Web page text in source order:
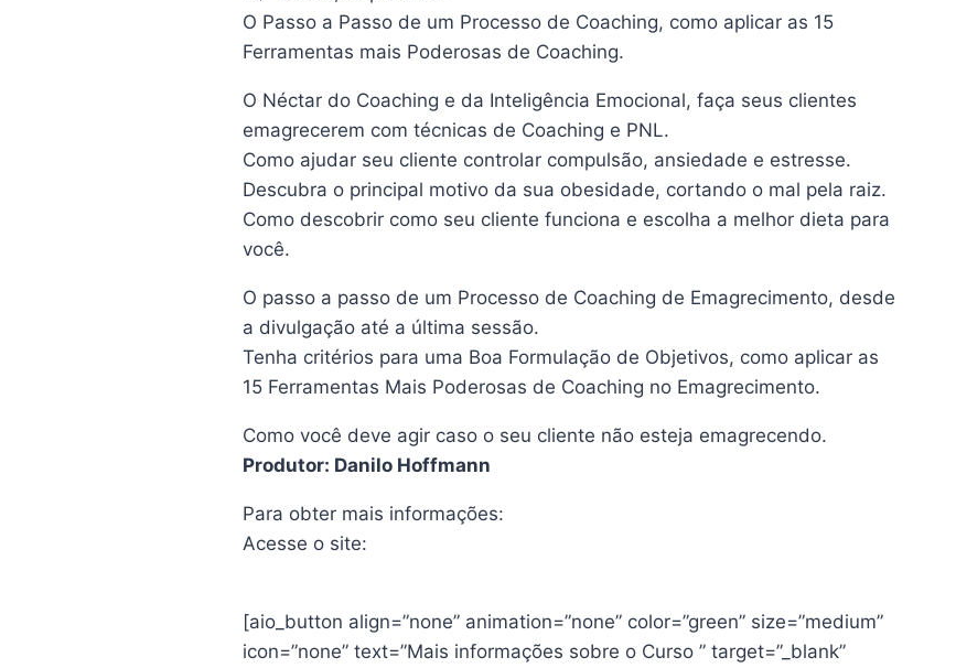
O Passo a Passo de um Processo de Coaching, como aplicar as 15
Ferramentas mais Poderosas de Coaching.
O Néctar do Coaching e da Inteligência Emocional, faça seus clientes
emagrecerem com técnicas de Coaching e PNL.
Como ajudar seu cliente controlar compulsão, ansiedade e estresse.
Descubra o principal motivo da sua obesidade, cortando o mal pela raiz.
Como descobrir como seu cliente funciona e escolha a melhor dieta para
você.
O passo a passo de um Processo de Coaching de Emagrecimento, desde
a divulgação até a última sessão.
Tenha critérios para uma Boa Formulação de Objetivos, como aplicar as
15 Ferramentas Mais Poderosas de Coaching no Emagrecimento.
Como você deve agir caso o seu cliente não esteja emagrecendo.
Produtor: Danilo Hoffmann
Para obter mais informações:
Acesse o site:
[aio_button align=”none” animation=”none” color=”green” size=”medium”
icon=”none” text=”Mais informações sobre o Curso ” target=”_blank”